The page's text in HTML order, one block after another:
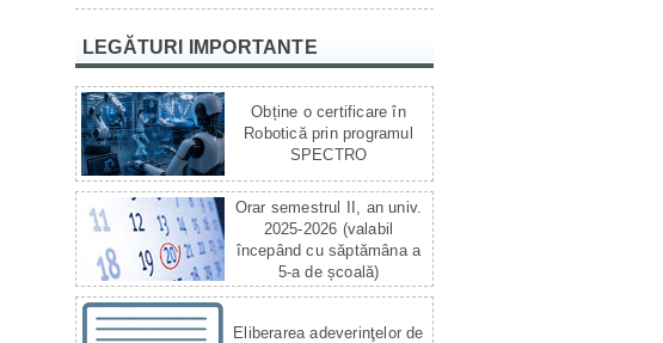
LEGĂTURI IMPORTANTE
Obține o certificare în
Robotică prin programul
SPECTRO
Orar semestrul II, an univ.
2025-2026 (valabil
începând cu săptămâna a
5-a de școală)
Eliberarea adeverinţelor de